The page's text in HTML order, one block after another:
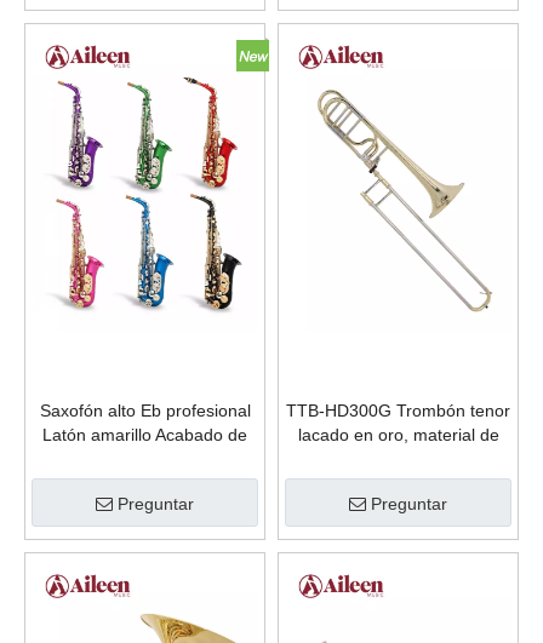
Saxofón alto Eb profesional
Latón amarillo Acabado de
(SP1001C)
Preguntar
TTB-HD300G Trombón tenor
lacado en oro, material de
grado
Preguntar